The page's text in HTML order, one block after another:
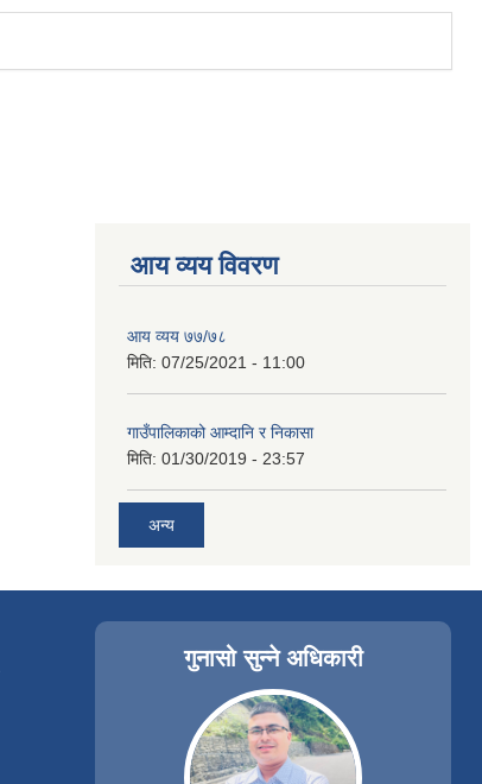
आय व्यय विवरण
आय व्यय ७७/७८
मिति: 07/25/2021 - 11:00
गाउँपालिकाको आम्दानि र निकासा
मिति: 01/30/2019 - 23:57
अन्य
गुनासो सुन्ने अधिकारी